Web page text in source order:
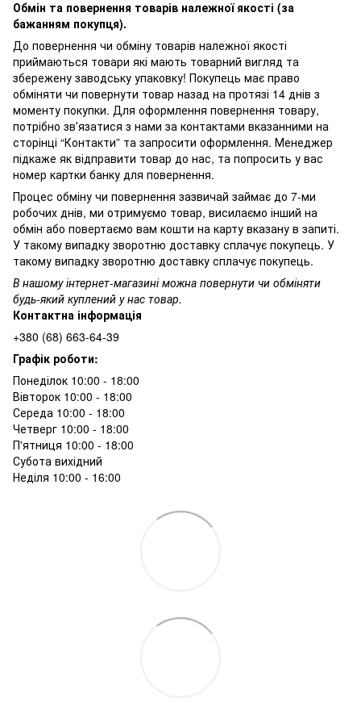
Обмін та повернення товарів належної якості (за
бажанням покупця).
До повернення чи обміну товарів належної якості
приймаються товари які мають товарний вигляд та
збережену заводську упаковку! Покупець має право
обміняти чи повернути товар назад на протязі 14 днів з
моменту покупки. Для оформлення повернення товару,
потрібно звʼязатися з нами за контактами вказанними на
сторінці “Контакти” та запросити оформлення. Менеджер
підкаже як відправити товар до нас, та попросить у вас
номер картки банку для повернення.
Процес обміну чи повернення зазвичай займає до 7-ми
робочих днів, ми отримуємо товар, висилаємо інший на
обмін або повертаємо вам кошти на карту вказану в запиті.
У такому випадку зворотню доставку сплачує покупець. У
такому випадку зворотню доставку сплачує покупець.
В нашому інтернет-магазині можна повернути чи обміняти
будь-який куплений у нас товар.
Контактна інформація
+380 (68) 663-64-39
Графік роботи:
Понеділок 10:00 - 18:00
Вівторок 10:00 - 18:00
Середа 10:00 - 18:00
Четверг 10:00 - 18:00
П'ятниця 10:00 - 18:00
Субота вихідний
Неділя 10:00 - 16:00